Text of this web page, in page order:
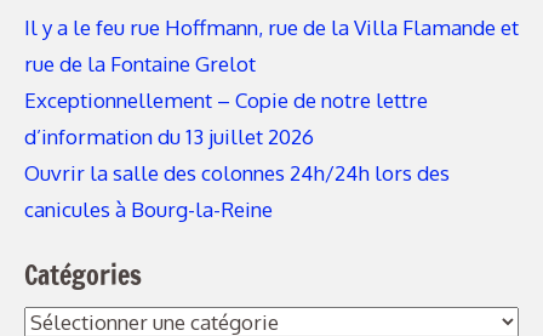
Il y a le feu rue Hoffmann, rue de la Villa Flamande et
rue de la Fontaine Grelot
Exceptionnellement – Copie de notre lettre
d’information du 13 juillet 2026
Ouvrir la salle des colonnes 24h/24h lors des
canicules à Bourg-la-Reine
Catégories
Catégories